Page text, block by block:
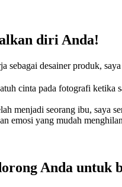
diri Anda!
sebagai desainer produk,
cinta pada fotografi
menjadi seorang ibu, saya
emosi yang mudah
Anda untuk